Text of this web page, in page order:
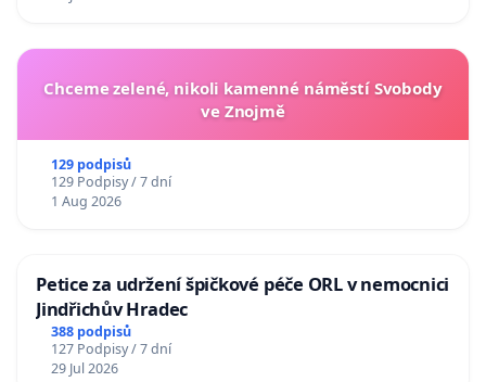
Chceme zelené, nikoli kamenné náměstí Svobody
ve Znojmě
129 podpisů
129 Podpisy / 7 dní
1 Aug 2026
Petice za udržení špičkové péče ORL v nemocnici
Jindřichův Hradec
388 podpisů
127 Podpisy / 7 dní
29 Jul 2026